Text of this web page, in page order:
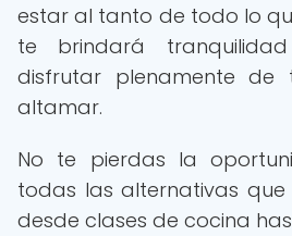
estar al tanto de todo lo
te brindará
disfrutar plenamente de
altamar.
No te pierdas la
todas las alternativas
desde clases de cocina